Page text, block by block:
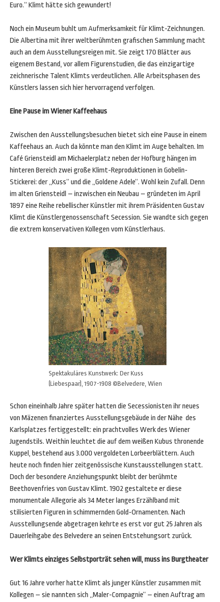
Euro.“ Klimt hätte sich gewundert!
Noch ein Museum buhlt um Aufmerksamkeit für Klimt-Zeichnungen.
Die Albertina mit ihrer weltberühmten grafischen Sammlung macht
auch an dem Ausstellungsreigen mit. Sie zeigt 170 Blätter aus
eigenem Bestand, vor allem Figurenstudien, die das einzigartige
zeichnerische Talent Klimts verdeutlichen. Alle Arbeitsphasen des
Künstlers lassen sich hier hervorragend verfolgen.
Eine Pause im Wiener Kaffeehaus
Zwischen den Ausstellungsbesuchen bietet sich eine Pause in einem
Kaffeehaus an. Auch da könnte man den Klimt im Auge behalten. Im
Café Griensteidl am Michaelerplatz neben der Hofburg hängen im
hinteren Bereich zwei große Klimt-Reproduktionen in Gobelin-
Stickerei: der „Kuss“ und die „Goldene Adele“. Wohl kein Zufall. Denn
im alten Griensteidl – inzwischen ein Neubau – gründeten im April
1897 eine Reihe rebellischer Künstler mit ihrem Präsidenten Gustav
Klimt die Künstlergenossenschaft Secession. Sie wandte sich gegen
die extrem konservativen Kollegen vom Künstlerhaus.
Spektakuläres Kunstwerk: Der Kuss
(Liebespaar), 1907-1908 ©Belvedere, Wien
Schon eineinhalb Jahre später hatten die Secessionisten ihr neues
von Mäzenen finanziertes Ausstellungsgebäude in der Nähe des
Karlsplatzes fertiggestellt: ein prachtvolles Werk des Wiener
Jugendstils. Weithin leuchtet die auf dem weißen Kubus thronende
Kuppel, bestehend aus 3.000 vergoldeten Lorbeerblättern. Auch
heute noch finden hier zeitgenössische Kunstausstellungen statt.
Doch der besondere Anziehungspunkt bleibt der berühmte
Beethovenfries von Gustav Klimt. 1902 gestaltete er diese
monumentale Allegorie als 34 Meter langes Erzählband mit
stilisierten Figuren in schimmernden Gold-Ornamenten. Nach
Ausstellungsende abgetragen kehrte es erst vor gut 25 Jahren als
Dauerleihgabe des Belvedere an seinen Entstehungsort zurück.
Wer Klimts einziges Selbstporträt sehen will, muss ins Burgtheater
Gut 16 Jahre vorher hatte Klimt als junger Künstler zusammen mit
Kollegen – sie nannten sich „Maler-Compagnie“ – einen Auftrag am